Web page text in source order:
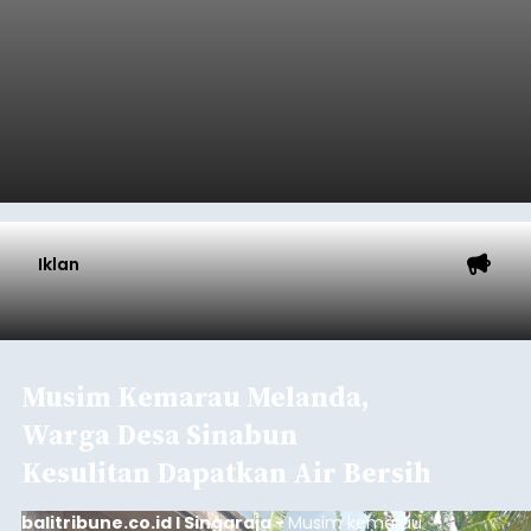
dibandingkan periode yang sama tahun lalu
yang tercatat sebesar 1,32 juta GT.
Buleleng
Submitted bycontributoronThu, 08/06/2026 - 20:41
Baca Selengkapnya